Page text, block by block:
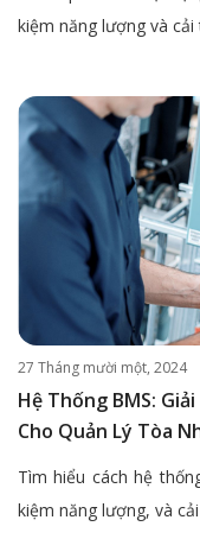
kiệm năng lượng và
27 Tháng mười một, 2024
Hệ Thống BMS:
Cho Quản Lý Tòa
Tìm hiểu cách hệ
kiệm năng lượng, và